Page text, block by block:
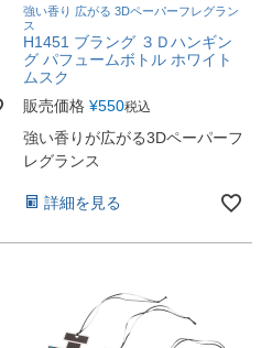
強い香り 広がる 3Dペーパーフレグラン
ス
H1451 ブラング ３Ｄハンギン
グ パフュームボトル ホワイト
ムスク
販売価格 ¥550税込
強い香りが広がる3Dペーパーフ
レグランス
詳細を見る